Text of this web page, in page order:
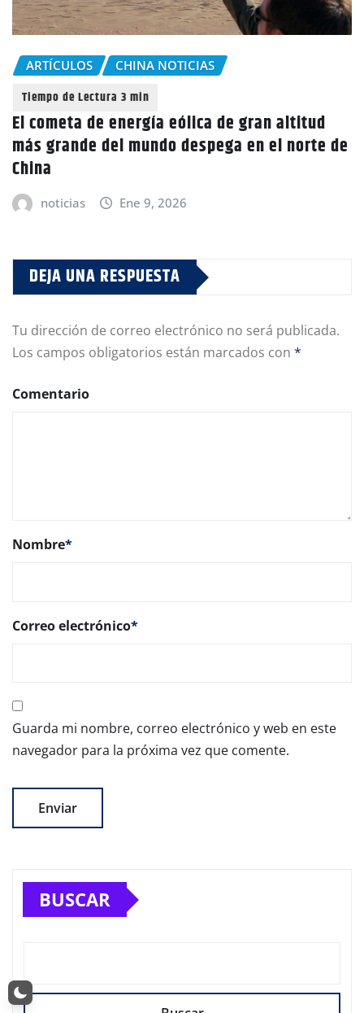
ARTÍCULOS CHINA NOTICIAS
El cometa de energía eólica de gran altitud
más grande del mundo despega en el norte de
China
noticias Ene 9, 2026
DEJA UNA RESPUESTA
Tu dirección de correo electrónico no será publicada.
Los campos obligatorios están marcados con *
Comentario
Nombre*
Correo electrónico*
Guarda mi nombre, correo electrónico y web en este
navegador para la próxima vez que comente.
BUSCAR